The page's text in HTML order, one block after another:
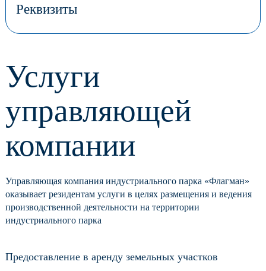
Реквизиты
Услуги
управляющей
компании
Управляющая компания индустриального парка «Флагман»
оказывает резидентам услуги в целях размещения и ведения
производственной деятельности на территории
индустриального парка
Предоставление в аренду земельных участков